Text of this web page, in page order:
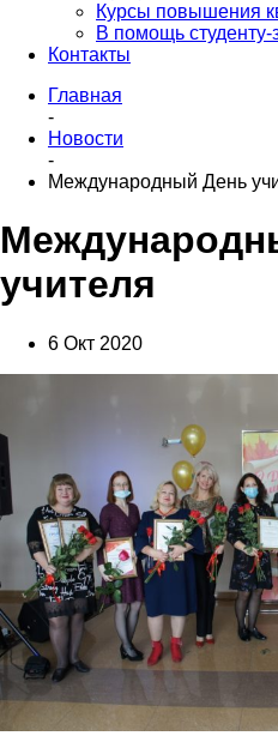
Курсы повышения
В помощь студенту-
Контакты
Главная
-
Новости
-
Международный День
учителя
6 Окт 2020